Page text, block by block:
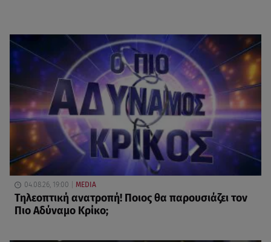
04.08.26, 19:00 MEDIA
Τηλεοπτική ανατροπή! Ποιος θα παρουσιάζει τον
Πιο Αδύναμο Κρίκο;